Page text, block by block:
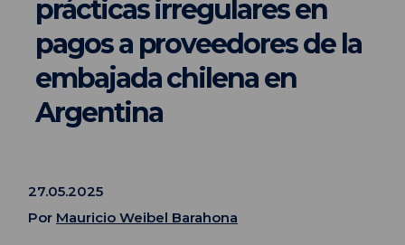
prácticas irregulares en
pagos a proveedores de la
embajada chilena en
Argentina
27.05.2025
Por Mauricio Weibel Barahona